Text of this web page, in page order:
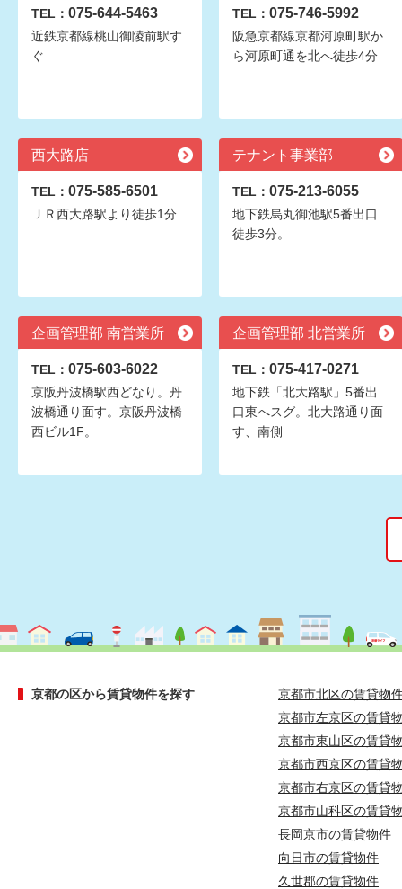
TEL： 075-644-5463
近鉄京都線桃山御陵前駅す
ぐ
TEL： 075-746-5992
阪急京都線京都河原町駅か
ら河原町通を北へ徒歩4分
西大路店
TEL： 075-585-6501
ＪＲ西大路駅より徒歩1分
テナント事業部
TEL： 075-213-6055
地下鉄烏丸御池駅5番出口
徒歩3分。
企画管理部 南営業所
TEL： 075-603-6022
京阪丹波橋駅西どなり。丹
波橋通り面す。京阪丹波橋
西ビル1F。
企画管理部 北営業所
TEL： 075-417-0271
地下鉄「北大路駅」5番出
口東へスグ。北大路通り面
す、南側
京都の区から賃貸物件を探す
京都市北区の賃貸物
京都市左京区の賃貸
京都市東山区の賃貸
京都市西京区の賃貸
京都市右京区の賃貸
京都市山科区の賃貸
長岡京市の賃貸物件
向日市の賃貸物件
久世郡の賃貸物件